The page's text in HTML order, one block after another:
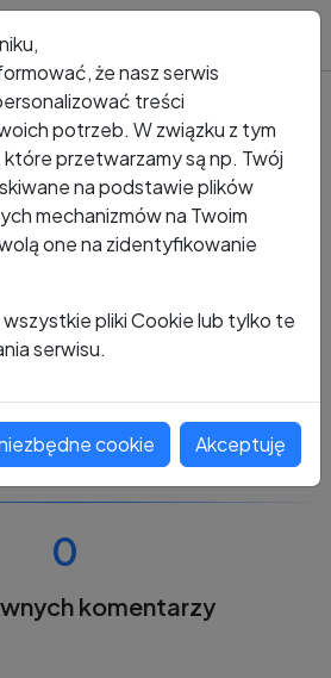
+48 577 961 585
961 585
0
komentarzy
że nasz serwis
treści
potrzeb. W związku z tym
przetwarzamy są np. Twój
na podstawie plików
mechanizmów na Twoim
one na zidentyfikowanie
pliki Cookie lub tylko te
serwisu.
cookie Akceptuję